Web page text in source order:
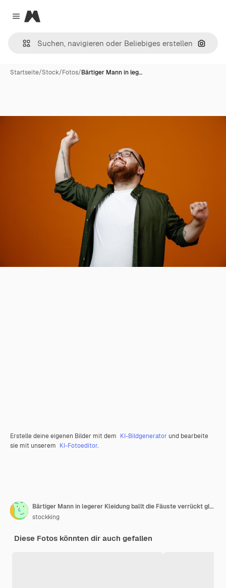
Close menu
Magnific
Nach
Startseite/Stock/Fotos/Bärtiger Mann in leg…
Erstelle deine eigenen Bilder mit dem KI-Bildgenerator und bearbeite
sie mit unserem KI-Fotoeditor.
Bärtiger Mann in legerer Kleidung ballt die Fäuste verrückt glücklich und freut sich über seinen Erfolg, der über orangefarbenem Hintergrund steht
stockking
Diese Fotos könnten dir auch gefallen